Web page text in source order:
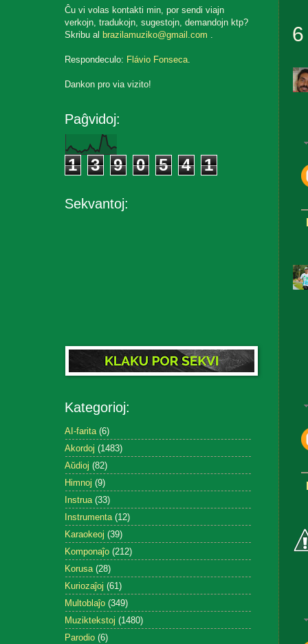
Ĉu vi volas kontakti min, por sendi viajn
verkojn, tradukojn, sugestojn, demandojn ktp?
Skribu al brazilamuziko@gmail.com .
Respondeculo: Flávio Fonseca.
Dankon pro via vizito!
Paĝvidoj:
1 3 9 0 5 4 1
Sekvantoj:
Kategorioj:
AI-farita (6)
Akordoj (1483)
Aŭdioj (82)
Himnoj (9)
Instrua (33)
Instrumenta (12)
Karaokeoj (39)
Komponaĵo (212)
Korusa (28)
Kuriozaĵoj (61)
Multoblaĵo (349)
Muziktekstoj (1480)
Parodio (6)